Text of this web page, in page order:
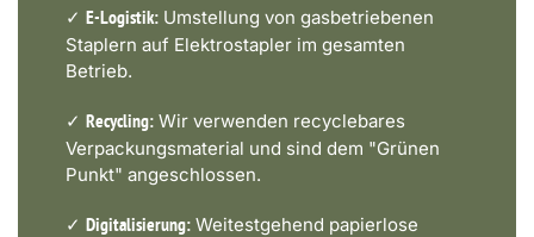
✓ E-Logistik: Umstellung von gasbetriebenen
Staplern auf Elektrostapler im gesamten
Betrieb.
✓ Recycling: Wir verwenden recyclebares
Verpackungsmaterial und sind dem "Grünen
Punkt" angeschlossen.
✓ Digitalisierung: Weitestgehend papierlose